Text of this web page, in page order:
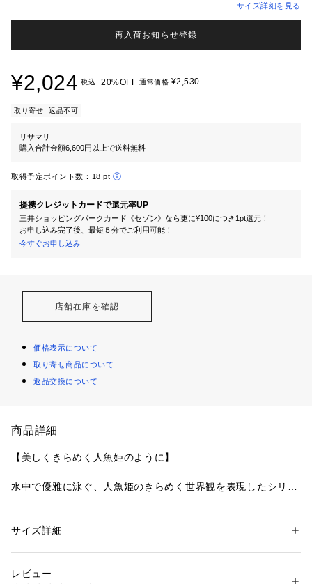
サイズ詳細を見る
再入荷お知らせ登録
¥2,024 税込 20%OFF 通常価格¥2,530
取り寄せ 返品不可
リサマリ
購入合計金額6,600円以上で送料無料
取得予定ポイント数： 18 pt
提携クレジットカードで還元率UP
三井ショッピングパークカード《セゾン》なら更に¥100につき1pt還元！
お申し込み完了後、最短５分でご利用可能！
今すぐお申し込み
店舗在庫を確認
価格表示について
取り寄せ商品について
返品交換について
商品詳細
【美しくきらめく人魚姫のように】
水中で優雅に泳ぐ、人魚姫のきらめく世界観を表現したシリー
で表情を変える気泡のデザインにこだわり、ステッチを繊細に
なファンタジーな世界を演出してくれるコレクションです。
性別：レディース
素材：ポリエステル・ナイロン・その他
商品番号：
サイズ詳細
レビュー